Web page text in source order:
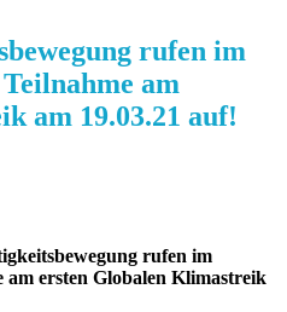
rufen im
am
am 19.03.21 auf!
rufen im
ersten Globalen Klimastreik